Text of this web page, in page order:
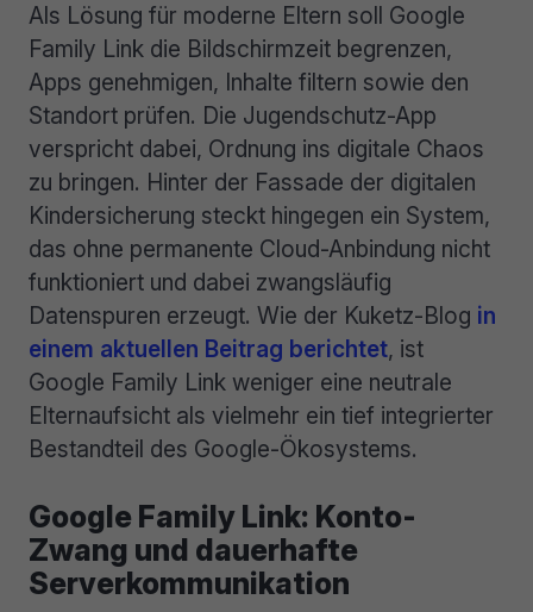
Als Lösung für moderne Eltern soll Google
Family Link die Bildschirmzeit begrenzen,
Apps genehmigen, Inhalte filtern sowie den
Standort prüfen. Die Jugendschutz-App
verspricht dabei, Ordnung ins digitale Chaos
zu bringen. Hinter der Fassade der digitalen
Kindersicherung steckt hingegen ein System,
das ohne permanente Cloud-Anbindung nicht
funktioniert und dabei zwangsläufig
Datenspuren erzeugt. Wie der Kuketz-Blog in
einem aktuellen Beitrag berichtet, ist
Google Family Link weniger eine neutrale
Elternaufsicht als vielmehr ein tief integrierter
Bestandteil des Google-Ökosystems.
Google Family Link: Konto-
Zwang und dauerhafte
Serverkommunikation